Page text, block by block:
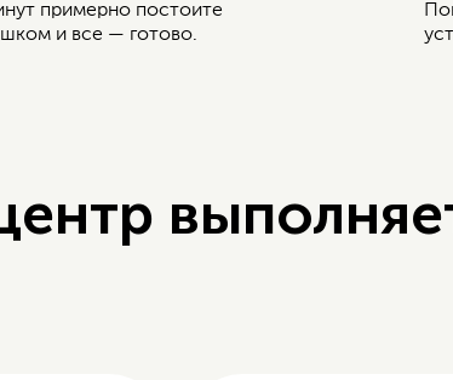
примерно постоите
и все — готово.